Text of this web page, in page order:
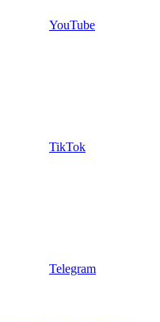
YouTube
TikTok
Telegram